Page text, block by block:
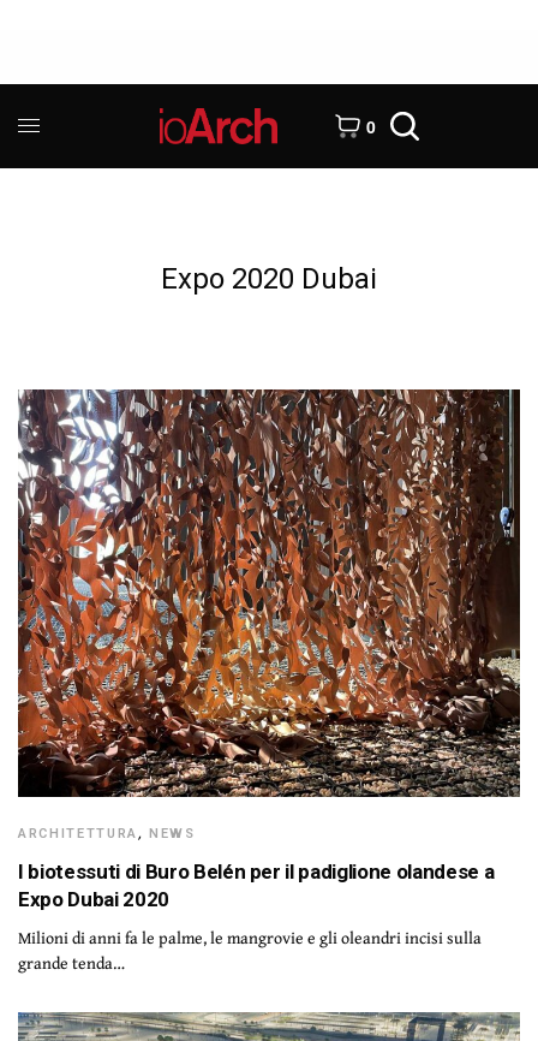
0
Expo 2020 Dubai
ARCHITETTURA,NEWS
I biotessuti di Buro Belén per il padiglione olandese a
Expo Dubai 2020
Milioni di anni fa le palme, le mangrovie e gli oleandri incisi sulla
grande tenda…